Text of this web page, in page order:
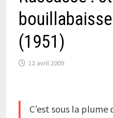
(1951)
12 avril 2009
C’est sous la plume